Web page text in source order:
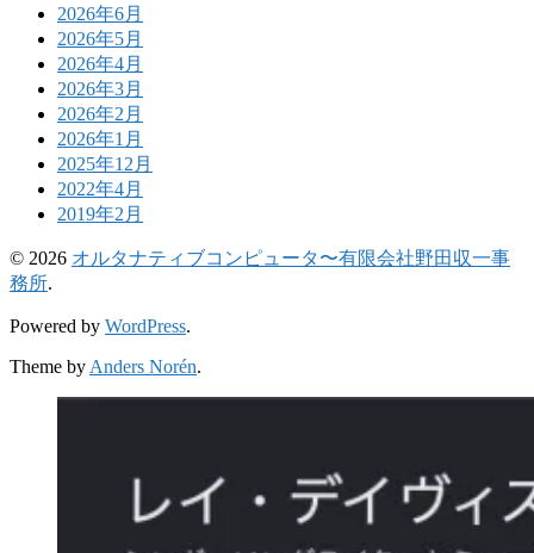
2026年6月
2026年5月
2026年4月
2026年3月
2026年2月
2026年1月
2025年12月
2022年4月
2019年2月
© 2026 オルタナティブコンピュータ〜有限会社野田収一事
務所.
Powered by WordPress.
Theme by Anders Norén.